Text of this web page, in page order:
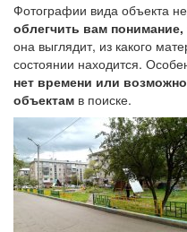
Фотографии вида объекта
облегчить вам
она выглядит, из какого
состоянии находится.
нет времени или
объектам в поиске.